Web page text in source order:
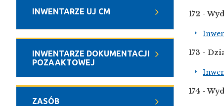
INWENTARZE UJ CM
INWENTARZE DOKUMENTACJI
POZAAKTOWEJ
ZASÓB
172 -
173 -
174 -